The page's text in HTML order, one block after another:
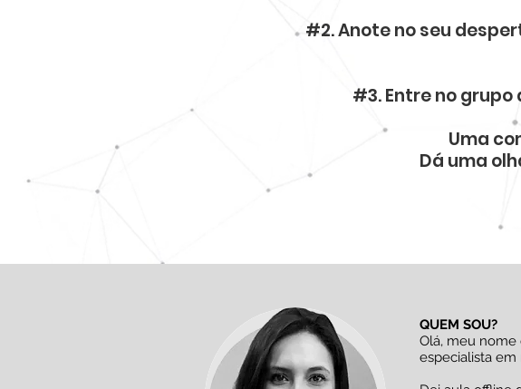
#2. Anote no seu
#3. Entre no
Uma
Dá uma
QUEM SOU?
Olá, meu nome
especialista em